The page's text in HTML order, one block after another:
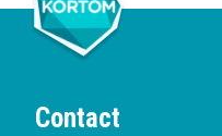
Contact